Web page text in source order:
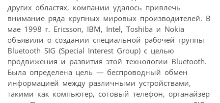
других областях, компании удалось привлечь
внимание ряда крупных мировых производителей. В
мае 1998 г. Ericsson, IBM, Intel, Toshiba и Nokia
объявили о создании специальной рабочей группы
Bluetooth SIG (Special Interest Group) с целью
продвижения и развития этой технологии Bluetooth.
Была определена цель — беспроводный обмен
информацией между различными устройствами,
такими как компьютер, сотовый телефон, органайзер